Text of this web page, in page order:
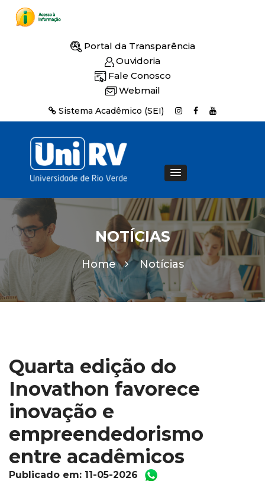
Portal da Transparência
Ouvidoria
Fale Conosco
Webmail
Sistema Acadêmico (SEI)
NOTÍCIAS
Home Notícias
Quarta edição do
Inovathon favorece
inovação e
empreendedorismo
entre acadêmicos
Publicado em: 11-05-2026